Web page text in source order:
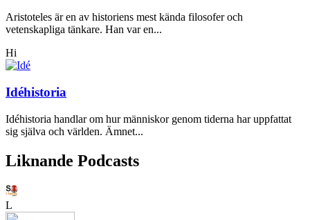
Aristoteles är en av historiens mest kända filosofer och
vetenskapliga tänkare. Han var en...
Hi
Idéhistoria
Idéhistoria handlar om hur människor genom tiderna har uppfattat
sig själva och världen. Ämnet...
Liknande Podcasts
L